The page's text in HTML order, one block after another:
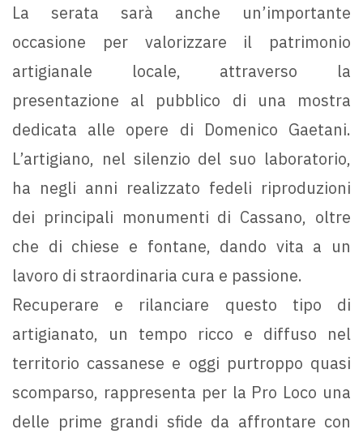
La serata sarà anche un’importante
occasione per valorizzare il patrimonio
artigianale locale, attraverso la
presentazione al pubblico di una mostra
dedicata alle opere di Domenico Gaetani.
L’artigiano, nel silenzio del suo laboratorio,
ha negli anni realizzato fedeli riproduzioni
dei principali monumenti di Cassano, oltre
che di chiese e fontane, dando vita a un
lavoro di straordinaria cura e passione.
Recuperare e rilanciare questo tipo di
artigianato, un tempo ricco e diffuso nel
territorio cassanese e oggi purtroppo quasi
scomparso, rappresenta per la Pro Loco una
delle prime grandi sfide da affrontare con